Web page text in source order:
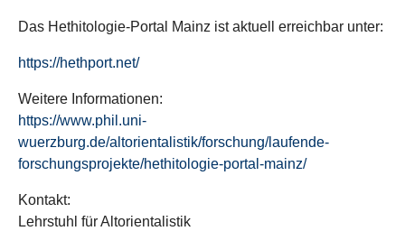
Das Hethitologie-Portal Mainz ist aktuell erreichbar unter:
https://hethport.net/
Weitere Informationen:
https://www.phil.uni-
wuerzburg.de/altorientalistik/forschung/laufende-
forschungsprojekte/hethitologie-portal-mainz/
Kontakt:
Lehrstuhl für Altorientalistik